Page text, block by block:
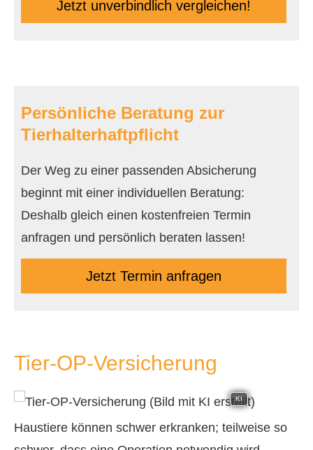
Jetzt unverbindlich ver­gleichen!
Persönliche Beratung zur
Tierhalterhaftpflicht
Der Weg zu einer passenden Absicherung
beginnt mit einer individuellen Beratung:
Deshalb gleich einen kostenfreien Termin
anfragen und persönlich beraten lassen!
Jetzt Termin anfragen
Tier-OP-Versicherung
KI
Haustiere können schwer erkranken; teilweise so